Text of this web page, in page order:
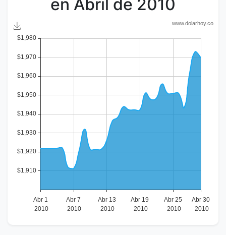
en Abril de 2010